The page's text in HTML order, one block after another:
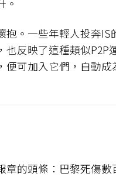
。
。一些年輕人投奔
反映了這種類似
可加入它們，自動
的頭條：巴黎死傷